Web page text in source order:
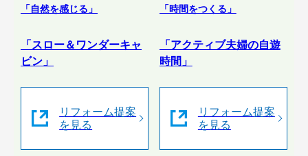
「自然を感じる」
「スロー＆ワンダーキャ
ビン」
リフォーム提案
を見る
「時間をつくる」
「アクティブ夫婦の自遊
時間」
リフォーム提案
を見る